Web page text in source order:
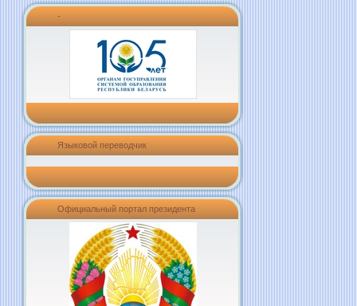
-
Языковой переводчик
Официальный портал президента